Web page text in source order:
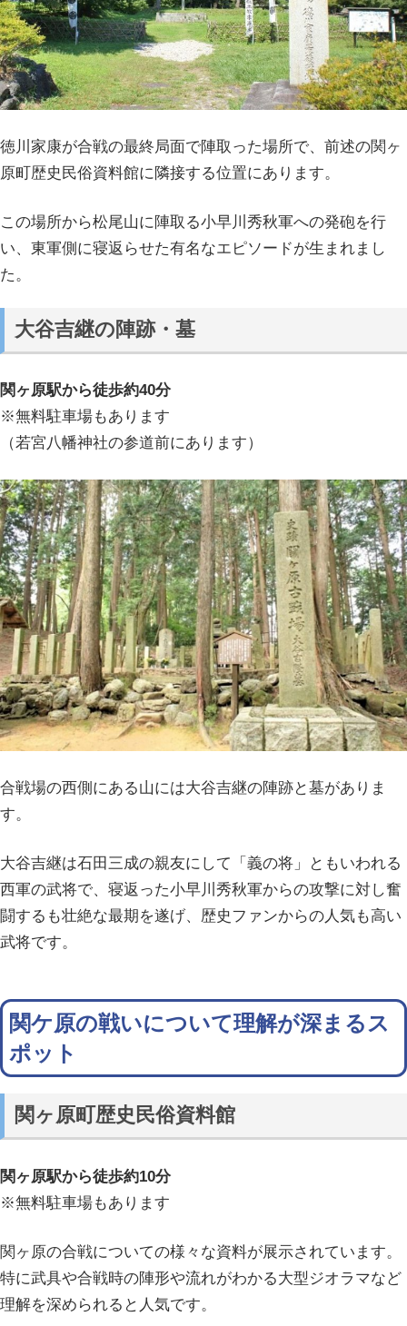
徳川家康が合戦の最終局面で陣取った場所で、前述の関ヶ
原町歴史民俗資料館に隣接する位置にあります。
この場所から松尾山に陣取る小早川秀秋軍への発砲を行
い、東軍側に寝返らせた有名なエピソードが生まれまし
た。
大谷吉継の陣跡・墓
関ヶ原駅から徒歩約40分
※無料駐車場もあります
（若宮八幡神社の参道前にあります）
合戦場の西側にある山には大谷吉継の陣跡と墓がありま
す。
大谷吉継は石田三成の親友にして「義の将」ともいわれる
西軍の武将で、寝返った小早川秀秋軍からの攻撃に対し奮
闘するも壮絶な最期を遂げ、歴史ファンからの人気も高い
武将です。
関ケ原の戦いについて理解が深まるス
ポット
関ヶ原町歴史民俗資料館
関ヶ原駅から徒歩約10分
※無料駐車場もあります
関ヶ原の合戦についての様々な資料が展示されています。
特に武具や合戦時の陣形や流れがわかる大型ジオラマなど
理解を深められると人気です。